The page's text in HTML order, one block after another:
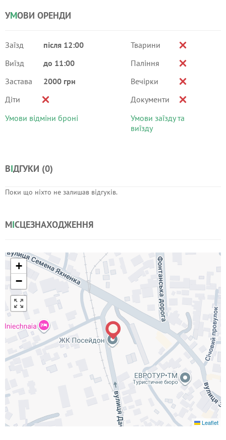
УМОВИ ОРЕНДИ
Заїзд
після 12:00
Виїзд
до 11:00
Застава
2000 грн
Діти
Умови відміни броні
Тварини
Паління
Вечірки
Документи
Умови заїзду та
виїзду
ВІДГУКИ (0)
Поки що ніхто не залишав відгуків.
МІСЦЕЗНАХОДЖЕННЯ
+
−
Leaflet